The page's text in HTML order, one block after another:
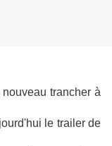
trancher à
le trailer de